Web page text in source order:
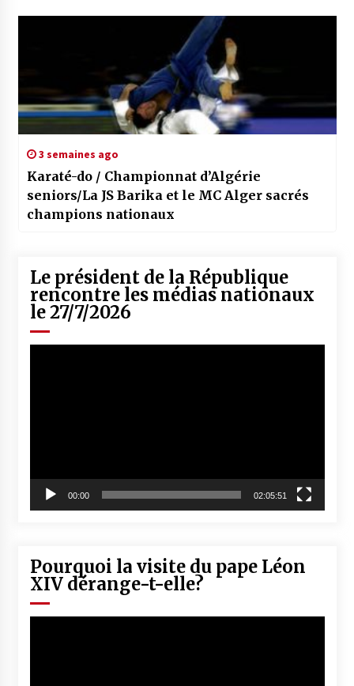
3 semaines ago
Karaté-do / Championnat d’Algérie
seniors/La JS Barika et le MC Alger sacrés
champions nationaux
Le président de la République
rencontre les médias nationaux
le 27/7/2026
00:00 02:05:51
Pourquoi la visite du pape Léon
XIV dérange-t-elle?